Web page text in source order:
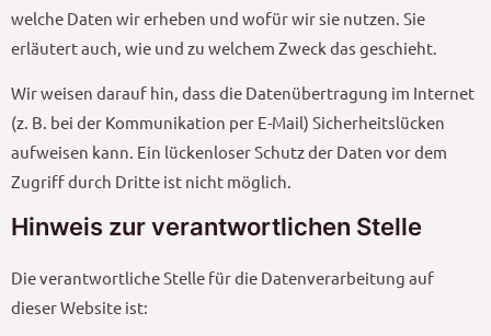
welche Daten wir erheben und wofür wir sie nutzen. Sie
erläutert auch, wie und zu welchem Zweck das geschieht.
Wir weisen darauf hin, dass die Datenübertragung im Internet
(z. B. bei der Kommunikation per E-Mail) Sicherheitslücken
aufweisen kann. Ein lückenloser Schutz der Daten vor dem
Zugriff durch Dritte ist nicht möglich.
Hinweis zur verantwortlichen Stelle
Die verantwortliche Stelle für die Datenverarbeitung auf
dieser Website ist: